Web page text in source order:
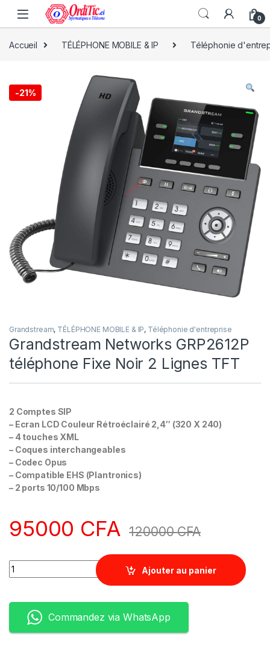
0
Accueil TÉLÉPHONE MOBILE & IP Téléphonie
-21%
Grandstream, TÉLÉPHONE MOBILE & IP, Téléphonie d'entreprise
Grandstream Networks GRP2612P
téléphone Fixe Noir 2 Lignes TFT
2 Comptes SIP
– Ecran LCD Couleur Rétroéclairé 2,4″ (320 X 240)
– 4 touches XML
– Coques interchangeables
– Codec Opus
– Compatible EHS (Plantronics)
– 2 ports 10/100 Mbps
95000 CFA 120000CFA
Quantity
Ajouter au panier
Commandez via WhatsApp